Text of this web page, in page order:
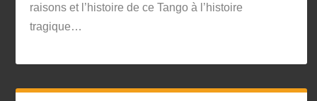
raisons et l’histoire de ce Tango à l’histoire
tragique…